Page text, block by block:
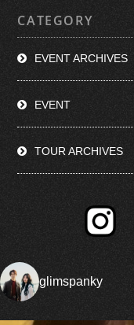
CATEGORY
EVENT ARCHIVES
EVENT
TOUR ARCHIVES
glimspanky